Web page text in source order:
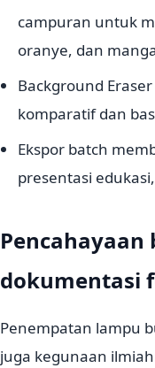
campuran untuk
oranye, dan
Background
komparatif dan
Ekspor batch
presentasi
dokumentasi
Penempatan lampu
juga kegunaan